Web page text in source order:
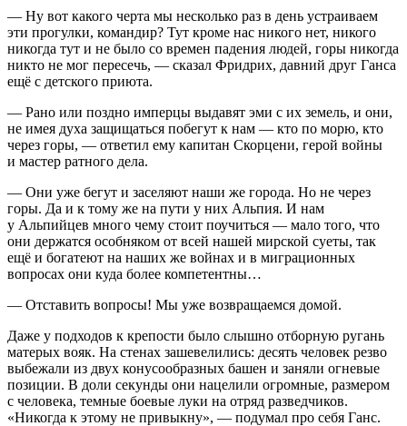
— Ну вот какого черта мы несколько раз в день устраиваем
эти прогулки, командир? Тут кроме нас никого нет, никого
никогда тут и не было со времен падения людей, горы никогда
никто не мог пересечь, — сказал Фридрих, давний друг Ганса
ещё с детского приюта.
— Рано или поздно имперцы выдавят эми с их земель, и они,
не имея духа защищаться побегут к нам — кто по морю, кто
через горы, — ответил ему капитан Скорцени, герой войны
и мастер ратного дела.
— Они уже бегут и заселяют наши же города. Но не через
горы. Да и к тому же на пути у них Альпия. И нам
у Альпийцев много чему стоит поучиться — мало того, что
они держатся особняком от всей нашей мирской суеты, так
ещё и богатеют на наших же войнах и в миграционных
вопросах они куда более компетентны…
— Отставить вопросы! Мы уже возвращаемся домой.
Даже у подходов к крепости было слышно отборную ругань
матерых вояк. На стенах зашевелились: десять человек резво
выбежали из двух конусообразных башен и заняли огневые
позиции. В доли секунды они нацелили огромные, размером
с человека, темные боевые луки на отряд разведчиков.
«Никогда к этому не привыкну», — подумал про себя Ганс.